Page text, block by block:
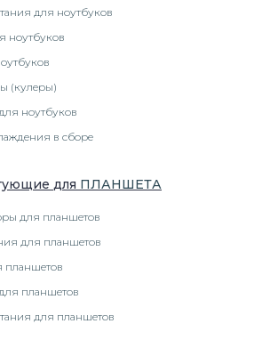
для ноутбуков
ноутбуков
(кулеры)
ноутбуков
в сборе
для ПЛАНШЕТА
для планшетов
для планшетов
планшетов
планшетов
для планшетов